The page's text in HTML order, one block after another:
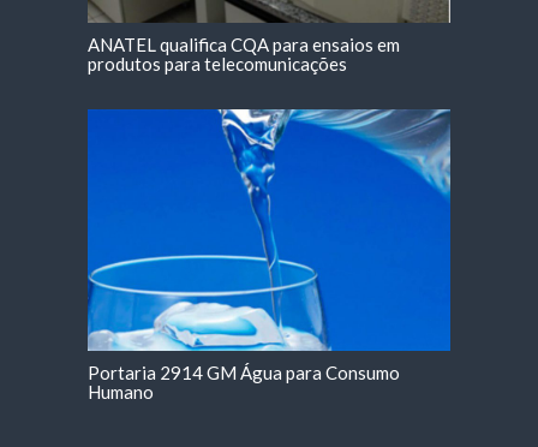
ANATEL qualifica CQA para ensaios em
produtos para telecomunicações
Portaria 2914 GM Água para Consumo
Humano